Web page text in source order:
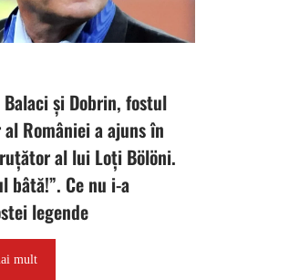
Balaci și Dobrin, fostul
României a ajuns în
al lui Loți Bölöni.
bâtă!”. Ce nu i-a
legende
mult